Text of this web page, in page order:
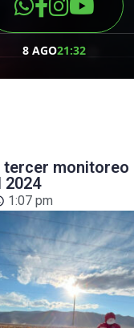
8 AGO21:32
tercer monitoreo
1:07 pm